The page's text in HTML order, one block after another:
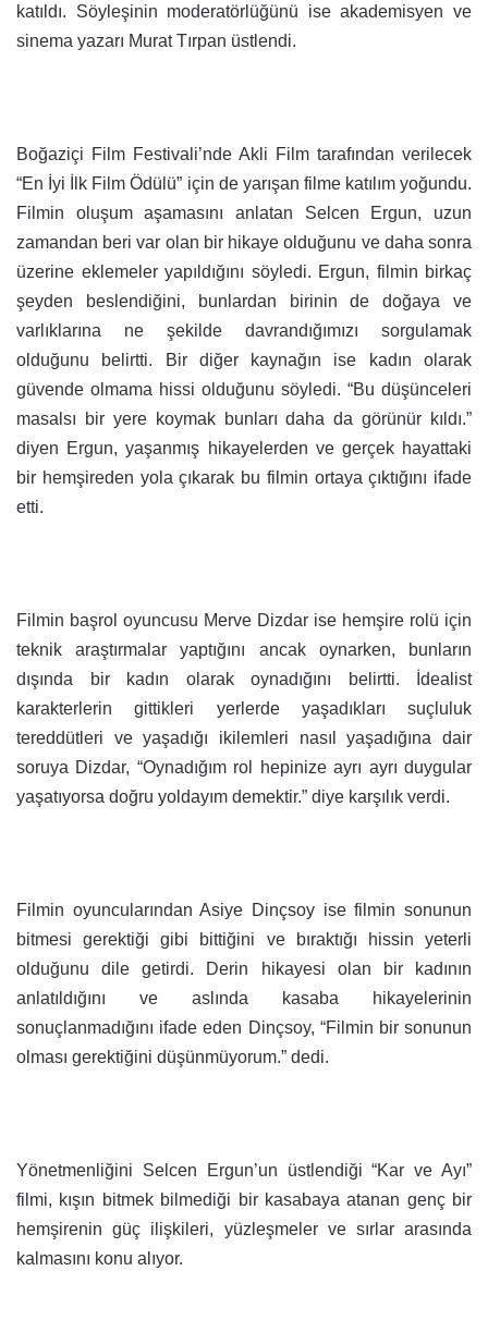
katıldı. Söyleşinin moderatörlüğünü ise akademisyen ve
sinema yazarı Murat Tırpan üstlendi.
Boğaziçi Film Festivali’nde Akli Film tarafından verilecek
“En İyi İlk Film Ödülü” için de yarışan filme katılım yoğundu.
Filmin oluşum aşamasını anlatan Selcen Ergun, uzun
zamandan beri var olan bir hikaye olduğunu ve daha sonra
üzerine eklemeler yapıldığını söyledi. Ergun, filmin birkaç
şeyden beslendiğini, bunlardan birinin de doğaya ve
varlıklarına ne şekilde davrandığımızı sorgulamak
olduğunu belirtti. Bir diğer kaynağın ise kadın olarak
güvende olmama hissi olduğunu söyledi. “Bu düşünceleri
masalsı bir yere koymak bunları daha da görünür kıldı.”
diyen Ergun, yaşanmış hikayelerden ve gerçek hayattaki
bir hemşireden yola çıkarak bu filmin ortaya çıktığını ifade
etti.
Filmin başrol oyuncusu Merve Dizdar ise hemşire rolü için
teknik araştırmalar yaptığını ancak oynarken, bunların
dışında bir kadın olarak oynadığını belirtti. İdealist
karakterlerin gittikleri yerlerde yaşadıkları suçluluk
tereddütleri ve yaşadığı ikilemleri nasıl yaşadığına dair
soruya Dizdar, “Oynadığım rol hepinize ayrı ayrı duygular
yaşatıyorsa doğru yoldayım demektir.” diye karşılık verdi.
Filmin oyuncularından Asiye Dinçsoy ise filmin sonunun
bitmesi gerektiği gibi bittiğini ve bıraktığı hissin yeterli
olduğunu dile getirdi. Derin hikayesi olan bir kadının
anlatıldığını ve aslında kasaba hikayelerinin
sonuçlanmadığını ifade eden Dinçsoy, “Filmin bir sonunun
olması gerektiğini düşünmüyorum.” dedi.
Yönetmenliğini Selcen Ergun’un üstlendiği “Kar ve Ayı”
filmi, kışın bitmek bilmediği bir kasabaya atanan genç bir
hemşirenin güç ilişkileri, yüzleşmeler ve sırlar arasında
kalmasını konu alıyor.